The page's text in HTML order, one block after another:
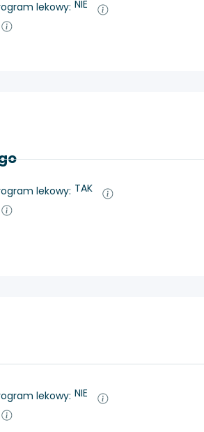
lekowy: NIE
lekowy: TAK
lekowy: NIE